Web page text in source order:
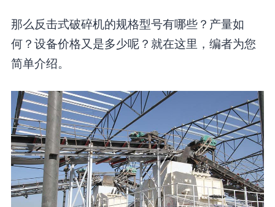
那么反击式破碎机的规格型号有哪些？产量如
何？设备价格又是多少呢？就在这里，编者为您
简单介绍。